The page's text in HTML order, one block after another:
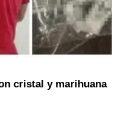
cristal y marihuana